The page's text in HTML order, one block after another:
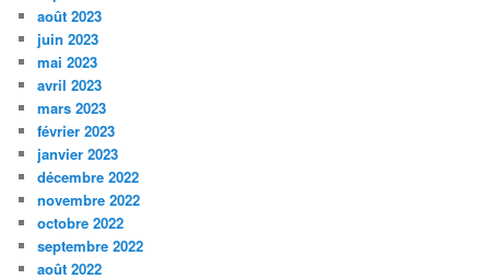
août 2023
juin 2023
mai 2023
avril 2023
mars 2023
février 2023
janvier 2023
décembre 2022
novembre 2022
octobre 2022
septembre 2022
août 2022